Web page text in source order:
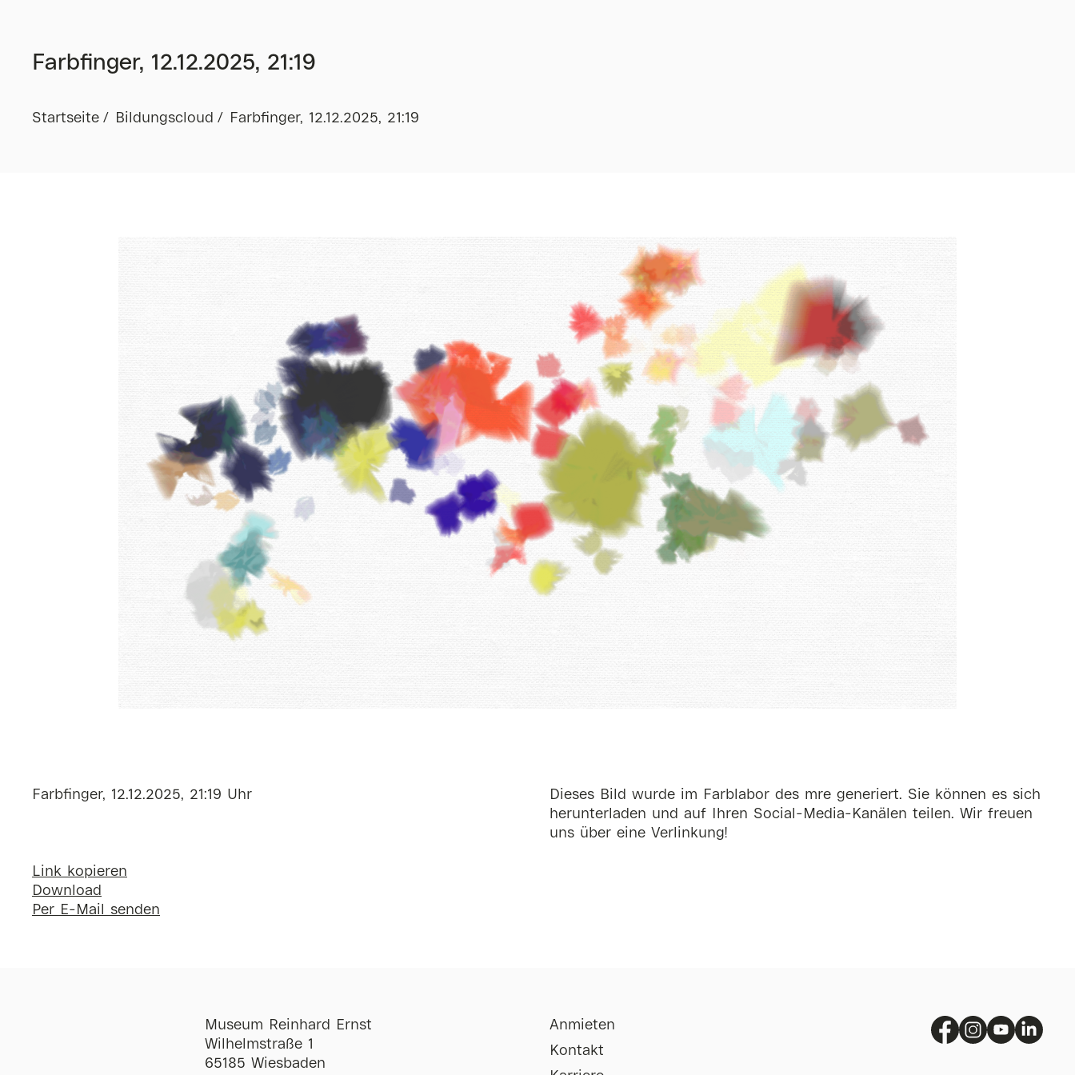
Farbfinger, 12.12.2025, 21:19
Startseite Bildungscloud Farbfinger, 12.12.2025, 21:19
Farbfinger, 12.12.2025, 21:19 Uhr
Link kopieren
Download
Per E-Mail senden
Dieses Bild wurde im Farblabor des mre generiert. Sie können es sich
herunterladen und auf Ihren Social-Media-Kanälen teilen. Wir freuen
uns über eine Verlinkung!
Museum Reinhard Ernst
Wilhelmstraße 1
65185 Wiesbaden
Anmieten
Kontakt